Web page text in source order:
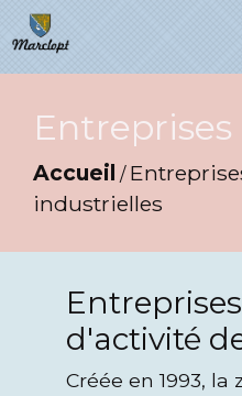
Accueil /
industrielles
d'activité
Créée en 1993,